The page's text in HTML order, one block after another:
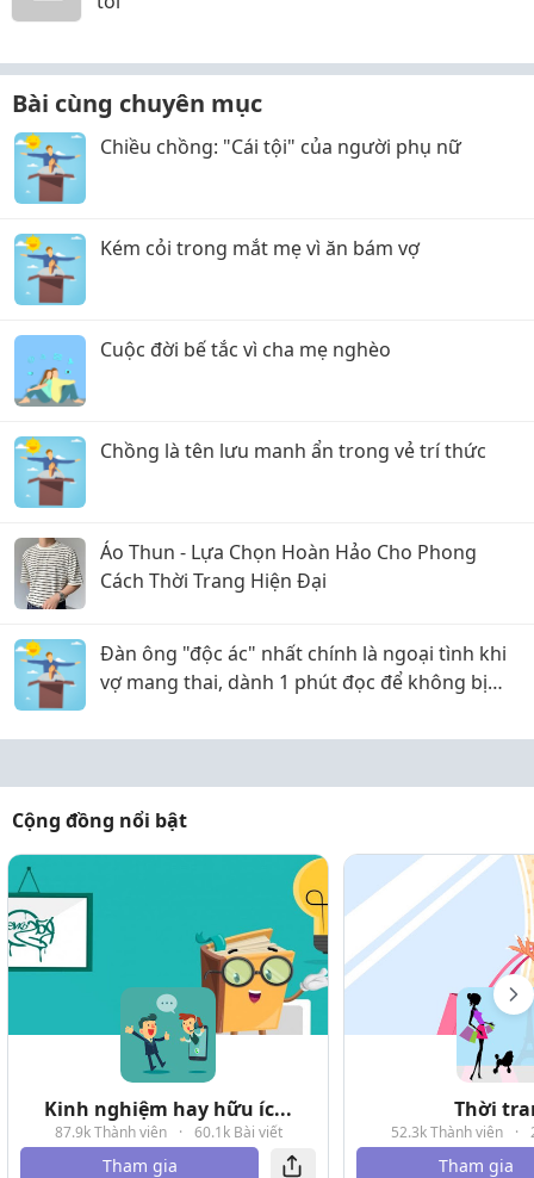
Bài cùng chuyên mục
Chiều chồng: "Cái tội" của người phụ nữ
Kém cỏi trong mắt mẹ vì ăn bám vợ
Cuộc đời bế tắc vì cha mẹ nghèo
Chồng là tên lưu manh ẩn trong vẻ trí thức
Áo Thun - Lựa Chọn Hoàn Hảo Cho Phong
Cách Thời Trang Hiện Đại
Đàn ông "độc ác" nhất chính là ngoại tình khi
vợ mang thai, dành 1 phút đọc để không bị
Cộng đồng nổi bật
Kinh nghiệm hay hữu íc...
87.9k Thành viên · 60.1k Bài viết
Tham gia
Thời
52.3k Thành viên ·
Tham gia